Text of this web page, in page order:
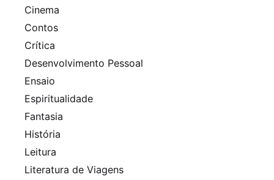
Cinema
Contos
Crítica
Desenvolvimento Pessoal
Ensaio
Espiritualidade
Fantasia
História
Leitura
Literatura de Viagens